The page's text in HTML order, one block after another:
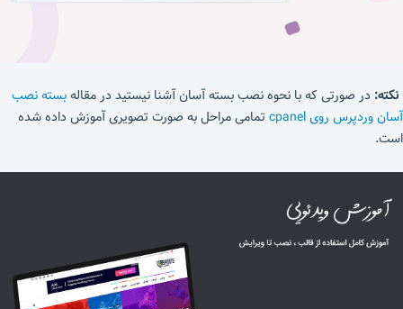
نکته: در صورتی که با نحوه نصب بسته آسان آشنا نیستید در مقالهبسته نصب
آسان وردپرس روی cpanel
تمامی مراحل به صورت تصویری آموزش داده شده
است.